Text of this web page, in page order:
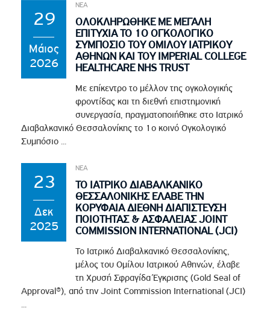
29
Μάιος
2026
ΝΕΑ
ΟΛΟΚΛΗΡΩΘΗΚΕ ΜΕ ΜΕΓΑΛΗ
ΕΠΙΤΥΧΙΑ ΤΟ 1Ο ΟΓΚΟΛΟΓΙΚΟ
ΣΥΜΠΟΣΙΟ ΤΟΥ ΟΜΙΛΟΥ ΙΑΤΡΙΚΟΥ
ΑΘΗΝΩΝ ΚΑΙ ΤΟΥ IMPERIAL COLLEGE
HEALTHCARE NHS TRUST
Με επίκεντρο το μέλλον της ογκολογικής
φροντίδας και τη διεθνή επιστημονική
συνεργασία, πραγματοποιήθηκε στο Ιατρικό
Διαβαλκανικό Θεσσαλονίκης το 1ο κοινό Ογκολογικό
Συμπόσιο ...
23
Δεκ
2025
ΝΕΑ
ΤΟ ΙΑΤΡΙΚΟ ΔΙΑΒΑΛΚΑΝΙΚΟ
ΘΕΣΣΑΛΟΝΙΚΗΣ ΕΛΑΒΕ ΤΗΝ
ΚΟΡΥΦΑΙΑ ΔΙΕΘΝΗ ΔΙΑΠΙΣΤΕΥΣΗ
ΠΟΙΟΤΗΤΑΣ & ΑΣΦΑΛΕΙΑΣ JOINT
COMMISSION INTERNATIONAL (JCI)
Το Ιατρικό Διαβαλκανικό Θεσσαλονίκης,
μέλος του Ομίλου Ιατρικού Αθηνών, έλαβε
τη Χρυσή Σφραγίδα Έγκρισης (Gold Seal of
Approval®), από την Joint Commission International (JCI)
...